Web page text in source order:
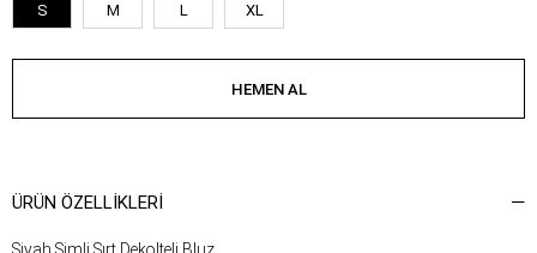
S M L XL
ÜRÜN ÖZELLIKLERI